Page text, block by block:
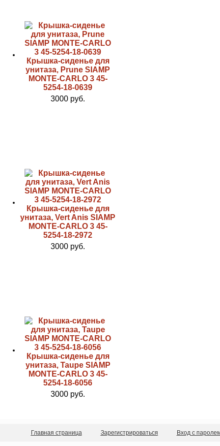
Крышка-сиденье для
унитаза, Prune SIAMP
MONTE-CARLO 3 45-
5254-18-0639
3000 руб.
Крышка-сиденье для
унитаза, Vert Anis SIAMP
MONTE-CARLO 3 45-
5254-18-2972
3000 руб.
Крышка-сиденье для
унитаза, Taupe SIAMP
MONTE-CARLO 3 45-
5254-18-6056
3000 руб.
Главная страница Зарегистрироваться Вход с